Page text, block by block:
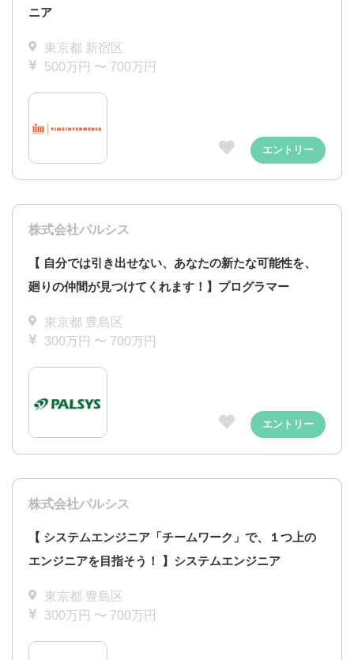
ニア
東京都 新宿区
500万円 〜 700万円
エントリー
株式会社パルシス
【 自分では引き出せない、あなたの新たな可能性を、
廻りの仲間が見つけてくれます！】プログラマー
東京都 豊島区
300万円 〜 700万円
エントリー
株式会社パルシス
【 システムエンジニア「チームワーク」で、１つ上の
エンジニアを目指そう！ 】システムエンジニア
東京都 豊島区
300万円 〜 700万円